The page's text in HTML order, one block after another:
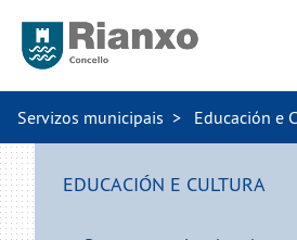
Servizos municipais Educación e
EDUCACIÓN E CULTURA